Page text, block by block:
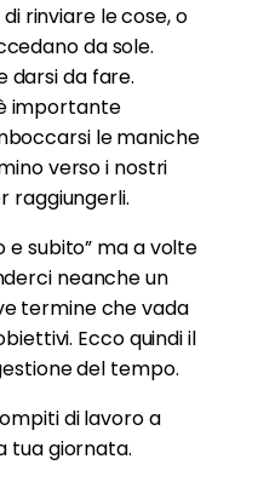
rinviare le cose, o
da sole.
darsi da fare.
importante
le maniche
verso i nostri
raggiungerli.
e subito” ma a volte
neanche un
termine che vada
Ecco quindi il
del tempo.
di lavoro a
tua giornata.